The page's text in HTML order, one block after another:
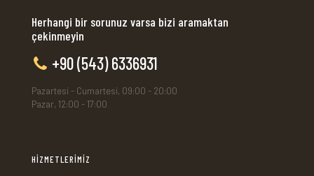
Herhangi bir sorunuz varsa bizi aramaktan
çekinmeyin
+90 (543) 6336931
Pazartesi - Cumartesi, 09:00 - 20:00
Pazar, 12:00 - 17:00
HİZMETLERİMİZ